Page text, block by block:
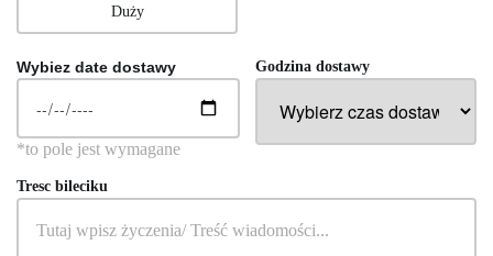
Duży
Wybiez date dostawy Godzina dostawy
Tresc bileciku